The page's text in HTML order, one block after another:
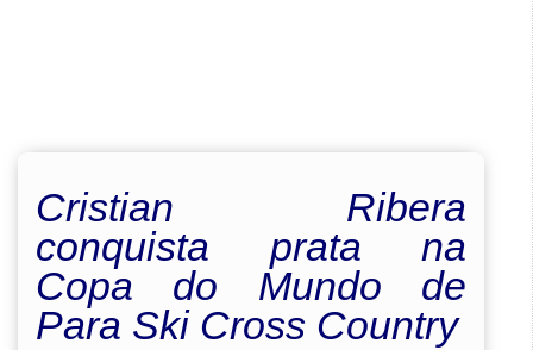
Cristian Ribera
conquista prata na
Copa do Mundo de
Para Ski Cross Country